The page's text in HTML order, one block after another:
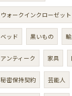
ウォークインクローゼット
ベッド 黒いもの
アンティーク 家具
秘密保持契約 芸能人